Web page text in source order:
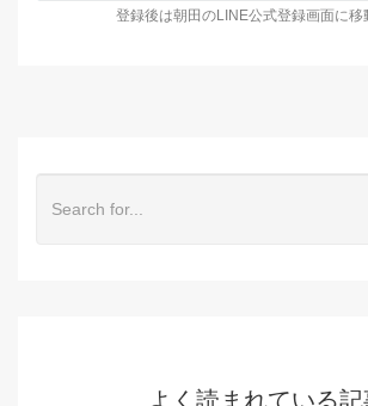
登録後は朝田のLINE公式登録画面に移
よく読まれている